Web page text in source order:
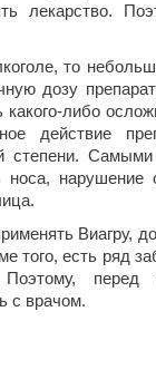
лекарство.
то
дозу
какого-либо
действие
степени.
носа,
Виагру,
того, есть ряд
перед
с врачом.